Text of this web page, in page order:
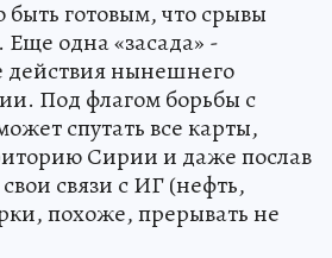
готовым, что срывы
одна «засада» -
действия нынешнего
Под флагом борьбы с
спутать все карты,
Сирии и даже послав
связи с ИГ (нефть,
похоже, прерывать не